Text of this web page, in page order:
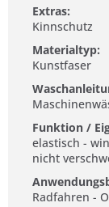
Extras:
Kinnschutz
Materialtyp:
Kunstfaser
Funktion /
elastisch -
nicht
Radfahren -